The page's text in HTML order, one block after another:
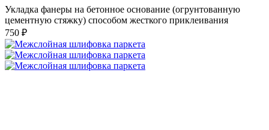
Укладка фанеры на бетонное основание (огрунтованную
цементную стяжку) способом жесткого приклеивания
750 ₽